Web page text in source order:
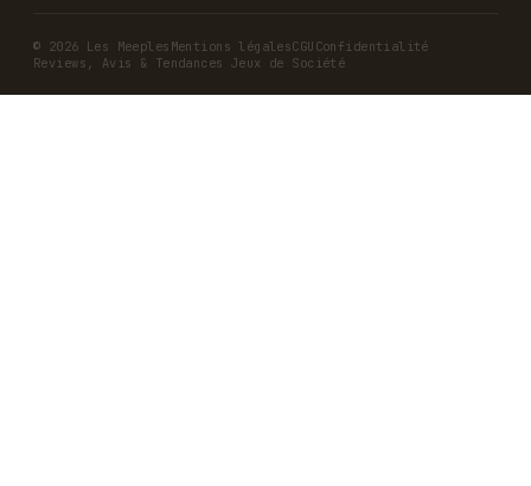
© 2026 Les Meeples Mentions légalesCGU Confidentialité
Reviews, Avis & Tendances Jeux de Société